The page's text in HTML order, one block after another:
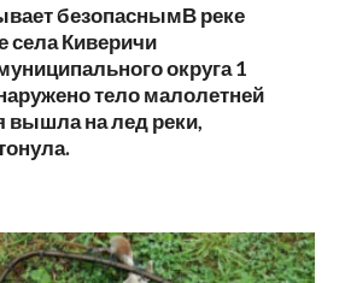
безопаснымВ реке
села Киверичи
округа 1
тело малолетней
вышла на лед реки,